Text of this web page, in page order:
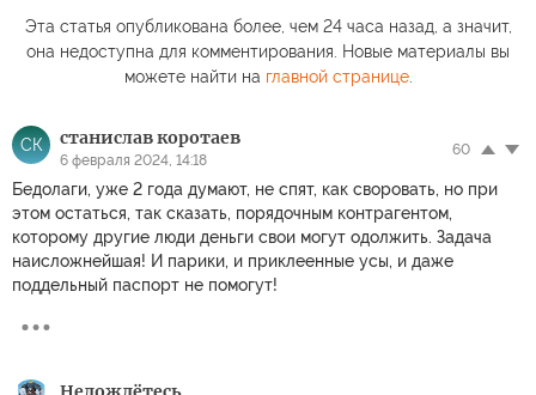
Эта статья опубликована более, чем 24 часа назад, а значит,
она недоступна для комментирования. Новые материалы вы
можете найти на главной странице.
СК станислав коротаев
6 февраля 2024, 14:18
60
Бедолаги, уже 2 года думают, не спят, как своровать, но при
этом остаться, так сказать, порядочным контрагентом,
которому другие люди деньги свои могут одолжить. Задача
наисложнейшая! И парики, и приклеенные усы, и даже
поддельный паспорт не помогут!